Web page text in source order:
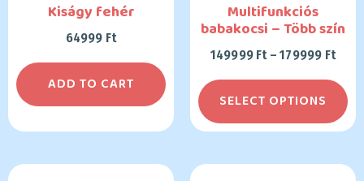
Kiságy fehér
64999 Ft
ADD TO CART
Multifunkciós
babakocsi – Több szín
149999 Ft–179999 Ft
SELECT OPTIONS